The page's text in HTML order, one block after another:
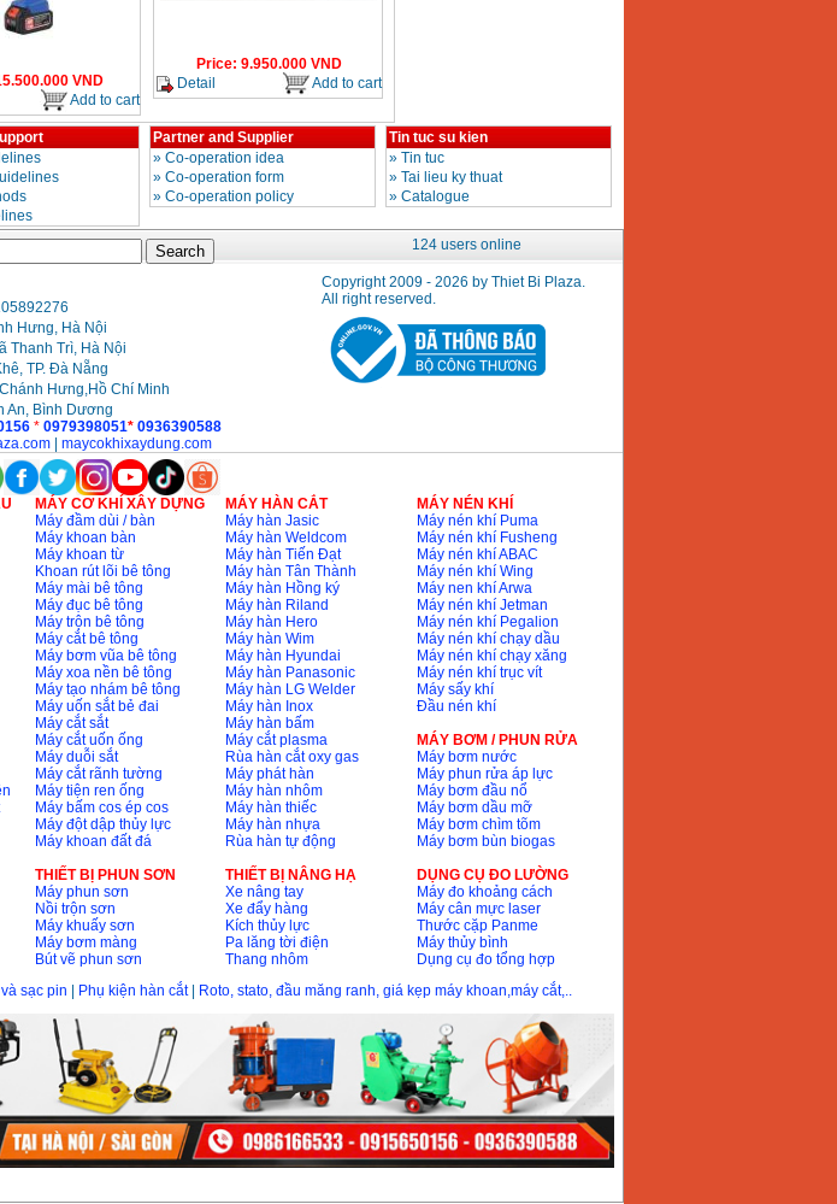
VND
Add to cart
Price: 9.950.000VND
Detail
Add to cart
Partner and Supplier
» Co-operation idea
» Co-operation form
» Co-operation policy
Tin tuc su kien
» Tin tuc
» Tai lieu ky thuat
» Catalogue
124 users online
Hưng, Hà Nội
Thanh Trì, Hà Nội
TP. Đà Nẵng
Hưng,Hồ Chí Minh
An, Bình Dương
* 0979398051* 0936390588
| maycokhixaydung.com
Copyright 2009 - 2026 by Thiet Bi Plaza.
All right reserved.
MÁY CƠ KHÍ XÂY DỰNG
Máy đầm dùi / bàn
Máy khoan bàn
Máy khoan từ
Khoan rút lõi bê tông
Máy mài bê tông
Máy đục bê tông
Máy trộn bê tông
Máy cắt bê tông
Máy bơm vũa bê tông
Máy xoa nền bê tông
Máy tạo nhám bê tông
Máy uốn sắt bẻ đai
Máy cắt sắt
Máy cắt uốn ống
Máy duỗi sắt
Máy cắt rãnh tường
Máy tiện ren ống
Máy bấm cos ép cos
Máy đột dập thủy lực
Máy khoan đất đá
THIẾT BỊ PHUN SƠN
Máy phun sơn
Nồi trộn sơn
Máy khuấy sơn
Máy bơm màng
Bút vẽ phun sơn
MÁY HÀN CẮT
Máy hàn Jasic
Máy hàn Weldcom
Máy hàn Tiến Đạt
Máy hàn Tân Thành
Máy hàn Hồng ký
Máy hàn Riland
Máy hàn Hero
Máy hàn Wim
Máy hàn Hyundai
Máy hàn Panasonic
Máy hàn LG Welder
Máy hàn Inox
Máy hàn bấm
Máy cắt plasma
Rùa hàn cắt oxy gas
Máy phát hàn
Máy hàn nhôm
Máy hàn thiếc
Máy hàn nhựa
Rùa hàn tự động
THIẾT BỊ NÂNG HẠ
Xe nâng tay
Xe đẩy hàng
Kích thủy lực
Pa lăng tời điện
Thang nhôm
MÁY NÉN KHÍ
Máy nén khí Puma
Máy nén khí Fusheng
Máy nén khí ABAC
Máy nén khí Wing
Máy nen khí Arwa
Máy nén khí Jetman
Máy nén khí Pegalion
Máy nén khí chạy dầu
Máy nén khí chạy xăng
Máy nén khí trục vít
Máy sấy khí
Đầu nén khí
MÁY BƠM / PHUN RỬA
Máy bơm nước
Máy phun rửa áp lực
Máy bơm đầu nổ
Máy bơm dầu mỡ
Máy bơm chìm tõm
Máy bơm bùn biogas
DỤNG CỤ ĐO LƯỜNG
Máy đo khoảng cách
Máy cân mực laser
Thước cặp Panme
Máy thủy bình
Dụng cụ đo tổng hợp
sạc pin Phụ kiện hàn cắt| Roto, stato, đầu măng ranh, giá kẹp máy khoan,máy cắt,..